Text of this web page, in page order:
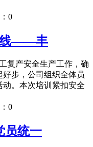
0
线——丰
复产安全生产工作，确
步，公司组织全体员
。本次培训紧扣安全
0
员统一